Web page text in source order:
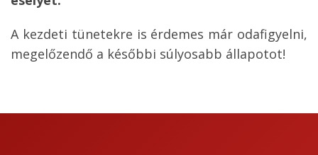
A kezdeti tünetekre is érdemes már odafigyelni,
megelőzendő a későbbi súlyosabb állapotot!